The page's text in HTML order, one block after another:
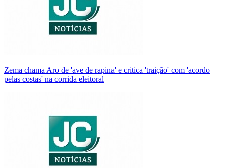
Zema chama Aro de 'ave de rapina' e critica 'traição' com 'acordo
pelas costas' na corrida eleitoral